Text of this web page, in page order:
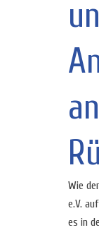
an
Wie
e.V.
es in